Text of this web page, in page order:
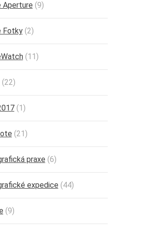
Aperture (9)
Fotky(2)
(11)
(22)
(1)
(21)
praxe (6)
expedice (44)
(9)